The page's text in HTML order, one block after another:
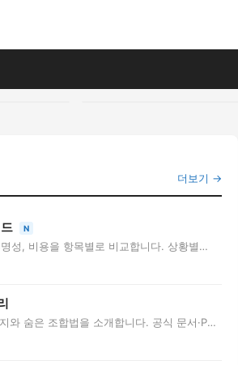
N
성, 비용을 항목별로 비교합니다. 상황별
숨은 조합법을 소개합니다. 공식 문서·PDF
더보기 →